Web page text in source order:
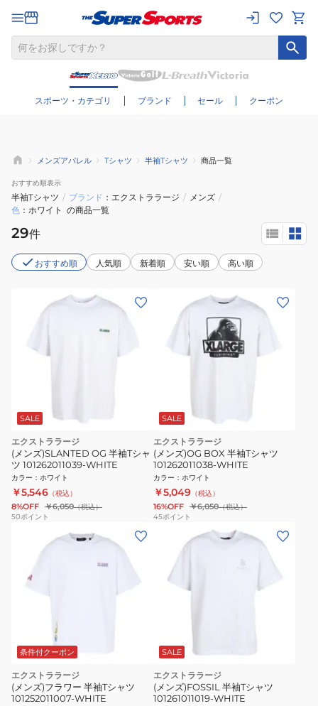
スポーツ・カテゴリ ブランド セール クーポン
さらに絞り込む
メンズアパレル Tシャツ 半袖Tシャツ 商品一覧
おすすめ順表示
半袖Tシャツ / ブランド エクストララージ / メンズ /
色
ホワイト の商品一覧
29件
おすすめ順 人気順 新着順 安い順 高い順
SALE
エクストララージ
(メンズ)SLANTED OG 半袖Tシャ
ツ 101262011039-WHITE
カラー ： ホワイト
￥5,546 （税込）
8%OFF ￥6,050（税込）
50ポイント
SALE
エクストララージ
(メンズ)OG BOX 半袖Tシャツ
101262011038-WHITE
カラー ： ホワイト
￥5,049 （税込）
16%OFF ￥6,050（税込）
45ポイント
条件付クーポン
エクストララージ
(メンズ)フラワー 半袖Tシャツ
101252011007-WHITE
SALE
エクストララージ
(メンズ)FOSSIL 半袖Tシャツ
101261011019-WHITE